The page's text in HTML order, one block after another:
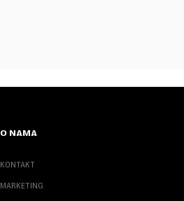
O NAMA
KONTAKT
MARKETING